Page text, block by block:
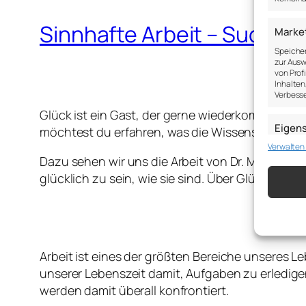
zur
von
Sinnhafte Arbeit – Suche
Glück ist ein Gast, der gerne wiederkommt,
möchtest du erfahren, was die Wissenschaft
Dazu sehen wir uns die Arbeit von Dr. Michael
glücklich zu sein, wie sie sind. Über Glück und
Arbeit ist eines der größten Bereiche unseres
unserer Lebenszeit damit, Aufgaben zu
werden damit überall konfrontiert.